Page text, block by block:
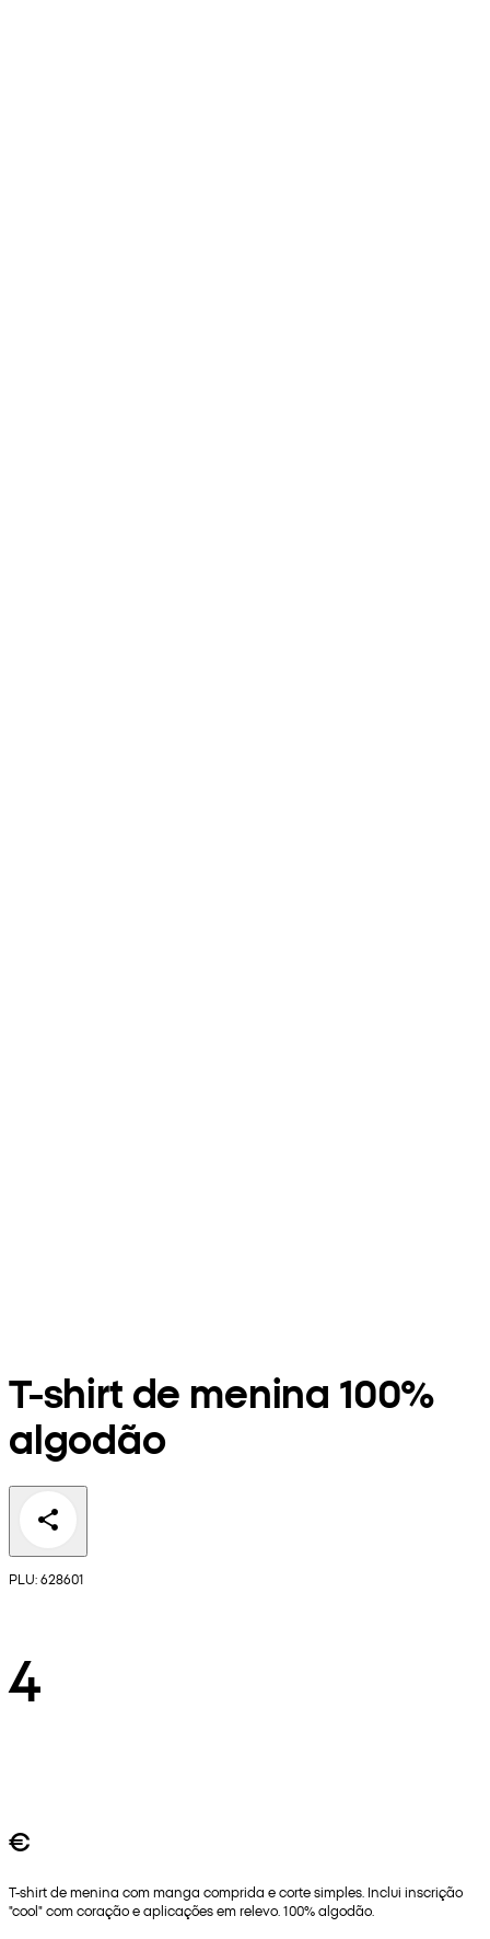
T-shirt de menina 100%
algodão
PLU: 628601
4
€
T-shirt de menina com manga comprida e corte simples. Inclui inscrição
"cool" com coração e aplicações em relevo. 100% algodão.